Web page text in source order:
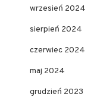
wrzesień 2024
sierpień 2024
czerwiec 2024
maj 2024
grudzień 2023